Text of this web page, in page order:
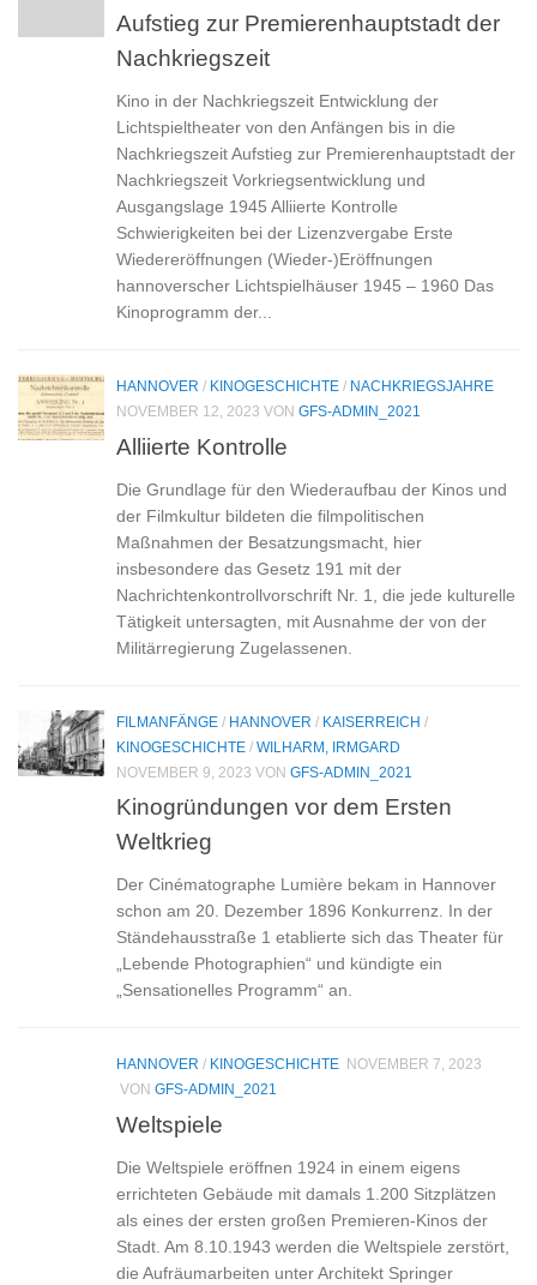
Aufstieg zur Premierenhauptstadt der
Nachkriegszeit
Kino in der Nachkriegszeit Entwicklung der
Lichtspieltheater von den Anfängen bis in die
Nachkriegszeit Aufstieg zur Premierenhauptstadt der
Nachkriegszeit Vorkriegsentwicklung und
Ausgangslage 1945 Alliierte Kontrolle
Schwierigkeiten bei der Lizenzvergabe Erste
Wiedereröffnungen (Wieder-)Eröffnungen
hannoverscher Lichtspielhäuser 1945 – 1960 Das
Kinoprogramm der...
HANNOVER / KINOGESCHICHTE / NACHKRIEGSJAHRE
NOVEMBER 12, 2023 VON GFS-ADMIN_2021
Alliierte Kontrolle
Die Grundlage für den Wiederaufbau der Kinos und
der Filmkultur bildeten die filmpolitischen
Maßnahmen der Besatzungsmacht, hier
insbesondere das Gesetz 191 mit der
Nachrichtenkontrollvorschrift Nr. 1, die jede kulturelle
Tätigkeit untersagten, mit Ausnahme der von der
Militärregierung Zugelassenen.
FILMANFÄNGE / HANNOVER / KAISERREICH /
KINOGESCHICHTE / WILHARM, IRMGARD
NOVEMBER 9, 2023 VON GFS-ADMIN_2021
Kinogründungen vor dem Ersten
Weltkrieg
Der Cinématographe Lumière bekam in Hannover
schon am 20. Dezember 1896 Konkurrenz. In der
Ständehausstraße 1 etablierte sich das Theater für
„Lebende Photographien“ und kündigte ein
„Sensationelles Programm“ an.
HANNOVER / KINOGESCHICHTE NOVEMBER 7, 2023
VON GFS-ADMIN_2021
Weltspiele
Die Weltspiele eröffnen 1924 in einem eigens
errichteten Gebäude mit damals 1.200 Sitzplätzen
als eines der ersten großen Premieren-Kinos der
Stadt. Am 8.10.1943 werden die Weltspiele zerstört,
die Aufräumarbeiten unter Architekt Springer